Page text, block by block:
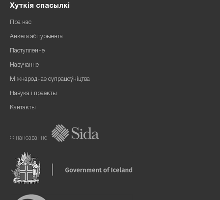
Хуткія спасылкі
Пра нас
Анкета абітурыента
Паступленне
Навучанне
Міжнароднае супрацоўніцтва
Навука і праекты
Кантакты
Фінансаванне